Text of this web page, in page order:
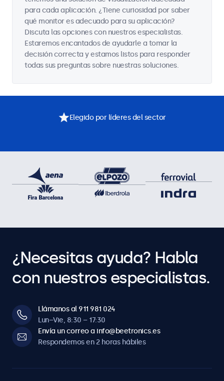
para cada aplicación. ¿Tiene curiosidad por saber
qué monitor es adecuado para su aplicación?
Discuta las opciones con nuestros especialistas.
Estaremos encantados de ayudarle a tomar la
decisión correcta y estamos listos para responder
todas sus preguntas sobre nuestras soluciones.
Elegido por líderes del sector
¿Necesitas ayuda? Habla
con nuestros especialistas.
Llámanos al 911 981 024
Lun–Vie, 8:30 – 17:30
Envía un correo a info@beetronics.es
Respondemos en 2 horas hábiles